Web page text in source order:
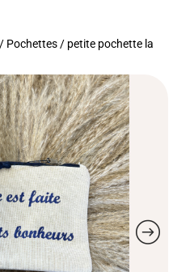
Pochettes / petite pochette la